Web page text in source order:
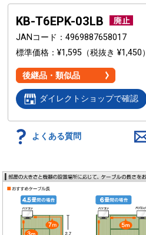
KB-T6EPK-03LB
JANコード
4969887658017
標準価格
¥1,595（税抜き ¥1,450）
後継品・類似品
ダイレクトショップで確認
よくある質問